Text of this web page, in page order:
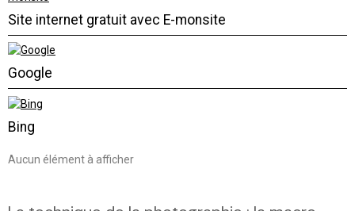
Site internet gratuit avec E-monsite
Google
Bing
Aucun élément à afficher